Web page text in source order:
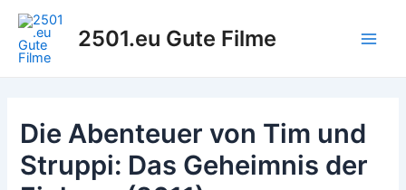
Zum
Inhalt
springen
2501.eu Gute Filme
Die Abenteuer von Tim und
Struppi: Das Geheimnis der